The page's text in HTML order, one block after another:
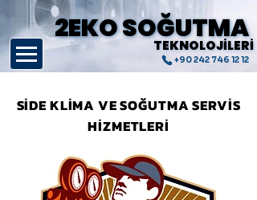
+90 242 746 12 12
2EKO SOĞUTMA
2EKO SOĞUTMA
TEKNOLOJİLERİ
TEKNOLOJİLERİ
SİDE KLİMA VE SOĞUTMA SERVİS
HİZMETLERİ